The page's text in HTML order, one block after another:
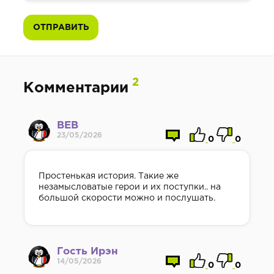
ОТПРАВИТЬ
Комментарии2
ВЕВ
23/05/2026
0 0
Простенькая история. Такие же
незамысловатые герои и их поступки.. на
большой скорости можно и послушать.
Гость Ирэн
14/05/2026
0 0